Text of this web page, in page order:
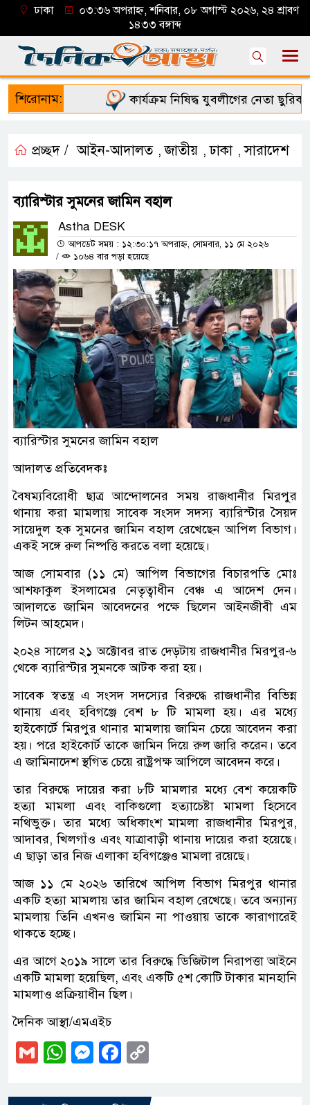
ঢাকা
০৩:৩৬ অপরাহ্ন, শনিবার, ০৮ অগাস্ট ২০২৬, ২৪ শ্রাবণ
১৪৩৩ বঙ্গাব্দ
শিরোনাম: কার্যক্রম নিষিদ্ধ যুবলীগের নেতা
প্রচ্ছদ / আইন-আদালত ,জাতীয় ,ঢাকা ,সারাদেশ
ব্যারিস্টার সুমনের জামিন বহাল
Astha DESK
আপডেট সময় : ১২:৩০:১৭ অপরাহ্ন, সোমবার, ১১ মে ২০২৬
/
১০৬৪ বার পড়া হয়েছে
ব্যারিস্টার সুমনের জামিন বহাল
আদালত প্রতিবেদকঃ
বৈষম্যবিরোধী ছাত্র আন্দোলনের সময় রাজধানীর মিরপুর
থানায় করা মামলায় সাবেক সংসদ সদস্য ব্যারিস্টার সৈয়দ
সায়েদুল হক সুমনের জামিন বহাল রেখেছেন আপিল বিভাগ।
একই সঙ্গে রুল নিষ্পত্তি করতে বলা হয়েছে।
আজ সোমবার (১১ মে) আপিল বিভাগের বিচারপতি মোঃ
আশফাকুল ইসলামের নেতৃত্বাধীন বেঞ্চ এ আদেশ দেন।
আদালতে জামিন আবেদনের পক্ষে ছিলেন আইনজীবী এম
লিটন আহমেদ।
২০২৪ সালের ২১ অক্টোবর রাত দেড়টায় রাজধানীর মিরপুর-৬
থেকে ব্যারিস্টার সুমনকে আটক করা হয়।
সাবেক স্বতন্ত্র এ সংসদ সদস্যের বিরুদ্ধে রাজধানীর বিভিন্ন
থানায় এবং হবিগঞ্জে বেশ ৮ টি মামলা হয়। এর মধ্যে
হাইকোর্টে মিরপুর থানার মামলায় জামিন চেয়ে আবেদন করা
হয়। পরে হাইকোর্ট তাকে জামিন দিয়ে রুল জারি করেন। তবে
এ জামিনাদেশ স্থগিত চেয়ে রাষ্ট্রপক্ষ আপিলে আবেদন করে।
তার বিরুদ্ধে দায়ের করা ৮টি মামলার মধ্যে বেশ কয়েকটি
হত্যা মামলা এবং বাকিগুলো হত্যাচেষ্টা মামলা হিসেবে
নথিভুক্ত। তার মধ্যে অধিকাংশ মামলা রাজধানীর মিরপুর,
আদাবর, খিলগাঁও এবং যাত্রাবাড়ী থানায় দায়ের করা হয়েছে।
এ ছাড়া তার নিজ এলাকা হবিগঞ্জেও মামলা রয়েছে।
আজ ১১ মে ২০২৬ তারিখে আপিল বিভাগ মিরপুর থানার
একটি হত্যা মামলায় তার জামিন বহাল রেখেছে। তবে অন্যান্য
মামলায় তিনি এখনও জামিন না পাওয়ায় তাকে কারাগারেই
থাকতে হচ্ছে।
এর আগে ২০১৯ সালে তার বিরুদ্ধে ডিজিটাল নিরাপত্তা আইনে
একটি মামলা হয়েছিল, এবং একটি ৫শ কোটি টাকার মানহানি
মামলাও প্রক্রিয়াধীন ছিল।
দৈনিক আস্থা/এমএইচ
GmailWhatsApp
Messenger
Facebook